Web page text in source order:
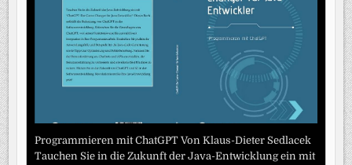
Programmieren mit ChatGPT Von Klaus-Dieter Sedlacek
Tauchen Sie in die Zukunft der Java-Entwicklung ein mit